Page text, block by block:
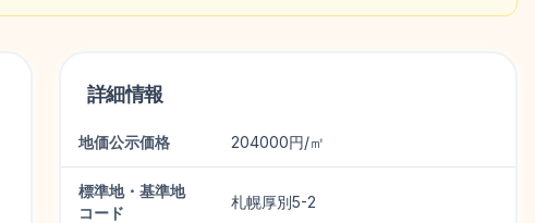
詳細情報
地価公示価格 204000円/㎡
標準地・基準地
コード
札幌厚別5-2